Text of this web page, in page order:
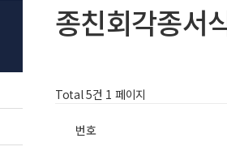
종친회각종서
Total 5건 1 페이지
번호